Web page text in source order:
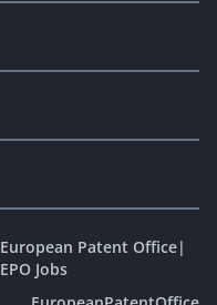
European Patent Office|
EPO Jobs